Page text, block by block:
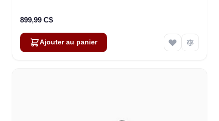
899,99 C$
Ajouter au panier